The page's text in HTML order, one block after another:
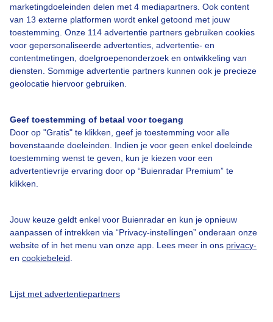
marketingdoeleinden delen met 4 mediapartners. Ook content
van 13 externe platformen wordt enkel getoond met jouw
toestemming. Onze 114 advertentie partners gebruiken cookies
voor gepersonaliseerde advertenties, advertentie- en
contentmetingen, doelgroepenonderzoek en ontwikkeling van
diensten. Sommige advertentie partners kunnen ook je precieze
geolocatie hiervoor gebruiken.
Geef toestemming of betaal voor toegang
Door op "Gratis" te klikken, geef je toestemming voor alle
bovenstaande doeleinden. Indien je voor geen enkel doeleinde
toestemming wenst te geven, kun je kiezen voor een
advertentievrije ervaring door op “Buienradar Premium” te
klikken.
Jouw keuze geldt enkel voor Buienradar en kun je opnieuw
aanpassen of intrekken via “Privacy-instellingen” onderaan onze
website of in het menu van onze app. Lees meer in ons privacy-
en cookiebeleid
Lijst met advertentiepartners
Over Buienradar
Bedrijfsgegevens
Veelgestelde vragen
Toegankelijkheid
Gebruikersvoorwaarden
Adverteren
Buienradar Team
Cookie beleid
Privacy instellingen
Gratis weerdata
@BuienradarNL